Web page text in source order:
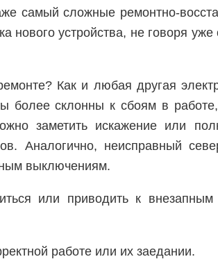
самый сложные ремонтно-
нового устройства, не говоря
Как и любая другая
более склонны к сбоям в
заметить искажение или
Аналогично, неисправный
выключениям.
или приводить к
работе или их заедании.